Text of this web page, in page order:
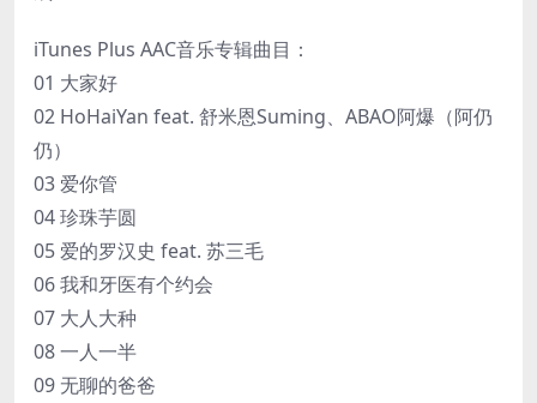
iTunes Plus AAC音乐专辑曲目：
01 大家好
02 HoHaiYan feat. 舒米恩Suming、ABAO阿爆（阿仍
仍）
03 爱你管
04 珍珠芋圆
05 爱的罗汉史 feat. 苏三毛
06 我和牙医有个约会
07 大人大种
08 一人一半
09 无聊的爸爸